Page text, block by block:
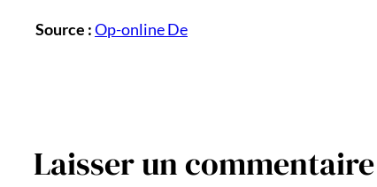
Source :Op-online De
Laisser un commentaire